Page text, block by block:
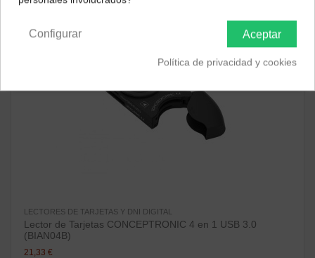
LECTORES DE TARJETAS Y DNI DIGITAL
Lector de Tarjetas CONCEPTRONIC 4 en 1 USB 3.0
(BIAN04B)
21,33 €
Aceptar
Configurar
Política de privacidad y cookies